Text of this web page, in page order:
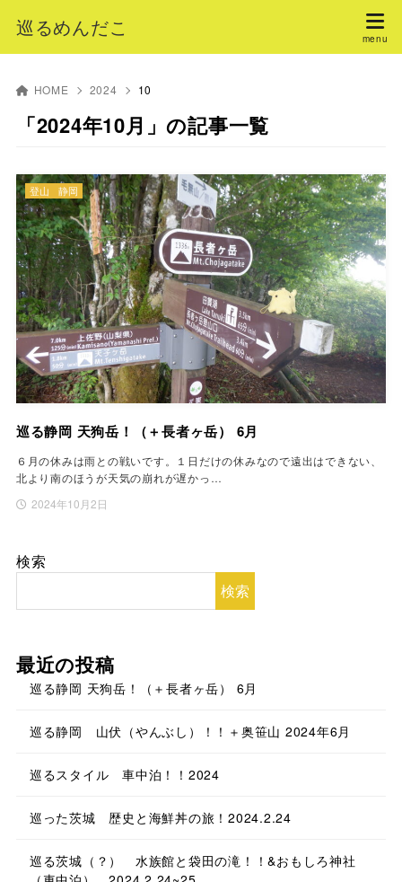
巡るめんだこ
HOME 2024 10
「2024年10月」の記事一覧
巡る静岡 天狗岳！（＋長者ヶ岳） 6月
６月の休みは雨との戦いです。１日だけの休みなので遠出はできない、
北より南のほうが天気の崩れが遅かっ…
2024年10月2日
登山 静岡
検索
検索
最近の投稿
巡る静岡 天狗岳！（＋長者ヶ岳） 6月
巡る静岡 山伏（やんぶし）！！＋奥笹山 2024年6月
巡るスタイル 車中泊！！2024
巡った茨城 歴史と海鮮丼の旅！2024.2.24
巡る茨城（？） 水族館と袋田の滝！！&おもしろ神社